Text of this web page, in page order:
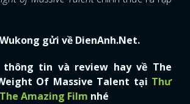
gửi về DienAnh.Net.
thông tin và review hay về The
Of Massive Talent tại Thư
The Amazing Film nhé